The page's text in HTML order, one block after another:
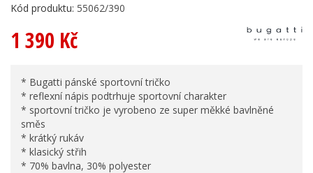
Kód produktu: 55062/390
1 390 Kč
* Bugatti pánské sportovní tričko
* reflexní nápis podtrhuje sportovní charakter
* sportovní tričko je vyrobeno ze super měkké bavlněné
směs
* krátký rukáv
* klasický střih
* 70% bavlna, 30% polyester